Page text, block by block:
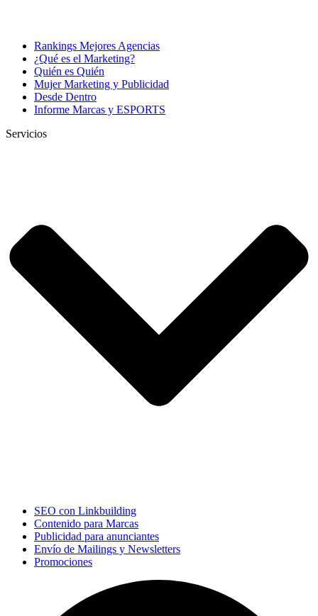
Rankings Mejores Agencias
¿Qué es el Marketing?
Quién es Quién
Mujer Marketing y Publicidad
Desde Dentro
Informe Marcas y ESPORTS
Servicios
SEO con Linkbuilding
Contenido para Marcas
Publicidad para anunciantes
Envío de Mailings y Newsletters
Promociones